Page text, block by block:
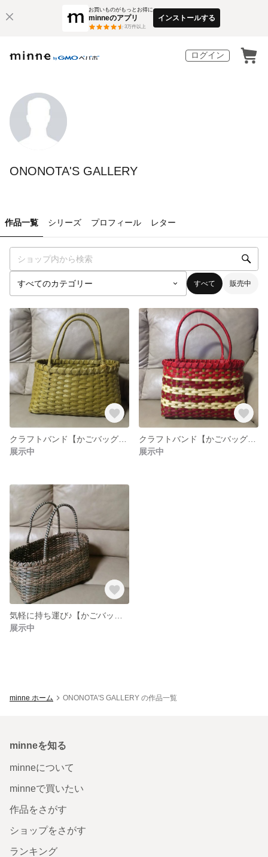
お買いものがもっとお得に
minneのアプリ
3万件以上
インストールする
ログイン
ONONOTA'S GALLERY
作品一覧 シリーズ プロフィール レター
すべて 販売中
展示中
展示中
展示中
minne ホーム ONONOTA'S GALLERY の作品一覧
minneを知る
minneについて
minneで買いたい
作品をさがす
ショップをさがす
ランキング